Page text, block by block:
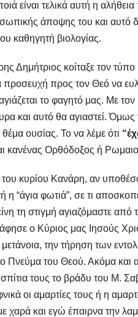
είναι τελικά αυτή η
άποψης του και αυτό
καθηγητή βιολογίας.
Δημήτριος κοίταξε τον
προς τον Θεό να
το φαγητό μας. Με
και αυτό θα αγιαστεί.
ουσίας. Το να λέμε ότι
κανένας Ορθόδοξος ή
κυρίου Κανάρη, αν
η “άγια φωτιά”, σε τι
τη στιγμή αγιαζόμαστε
ο Κύριος μας Ιησούς
την τήρηση των
του Θεού. Ακόμα και
τους το βράδυ του Μ.
oι αμαρτίες τους ή η
χαρά και εγώ έπαιρνα την